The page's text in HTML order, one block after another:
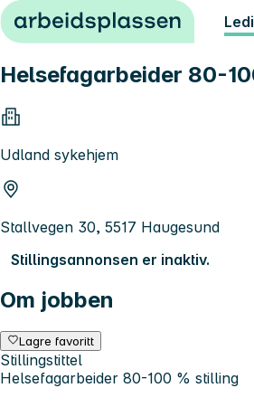
Hopp til innhold
Helsefagarbeider 80-
Udland sykehjem
Stallvegen 30, 5517 Haugesund
Stillingsannonsen er inaktiv.
Om jobben
Lagre favoritt
Stillingstittel
Helsefagarbeider 80-100 % stilling